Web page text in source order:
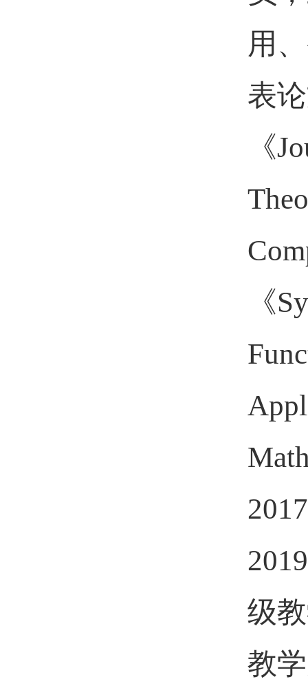
用
表
《
《
2017
2019
级
教